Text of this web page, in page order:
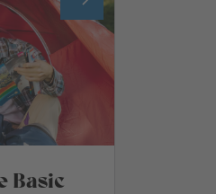
Basic